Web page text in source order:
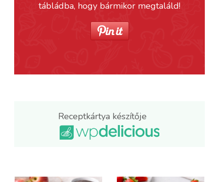
tábládba, hogy bármikor megtaláld!
Receptkártya készítője